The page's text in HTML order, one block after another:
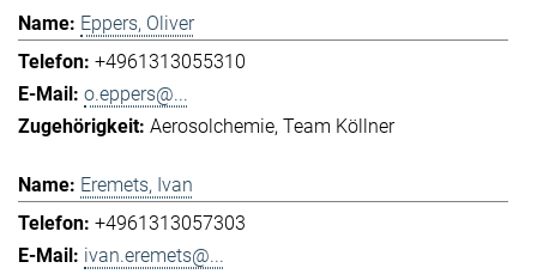
Eppers, Oliver
+4961313055310
o.eppers@...
Aerosolchemie Team Köllner
Eremets, Ivan
+4961313057303
ivan.eremets@...